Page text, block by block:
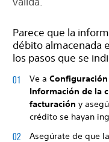
Parece que la
débito almacenada
los pasos que se
Ve a Configuración
Información de la
facturación y
crédito se hayan
Asegúrate de que